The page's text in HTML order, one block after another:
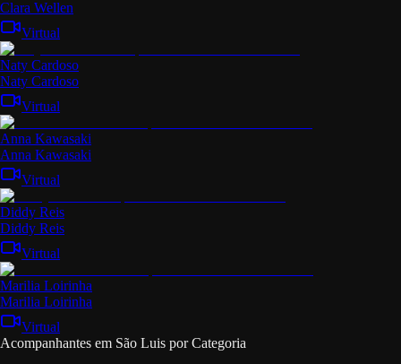
Clara Wellen
Virtual
Naty Cardoso
Naty Cardoso
Virtual
Anna Kawasaki
Anna Kawasaki
Virtual
Diddy Reis
Diddy Reis
Virtual
Marilia Loirinha
Marilia Loirinha
Virtual
Acompanhantes em São Luis por Categoria